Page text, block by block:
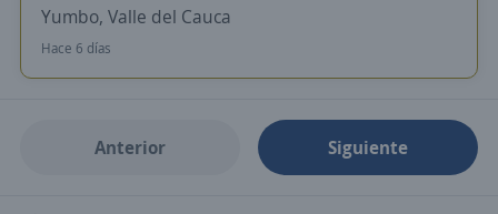
Yumbo, Valle del Cauca
Hace 6 días
Anterior Siguiente